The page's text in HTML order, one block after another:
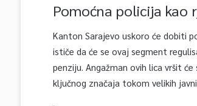
Pomoćna policija kao
Kanton Sarajevo uskoro će dobiti
ističe da će se ovaj segment
penziju. Angažman ovih lica vršit
ključnog značaja tokom velikih